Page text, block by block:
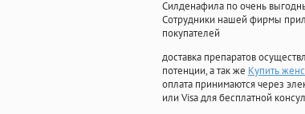
Силденафила по очень
Cотрудники нашей фирмы
покупателей
доставка препаратов
потенции, а так же Купить
оплата принимаются через
или Visa для бесплатной